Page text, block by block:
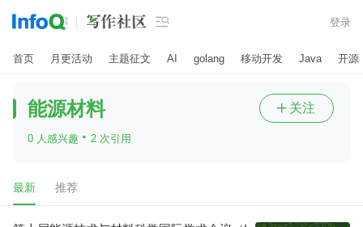
 登录
首页 月更活动 主题征文 AI golang 移动开发 Java 开源
能源材料
0 人感兴趣 · 2 次引用
 关注
最新 推荐